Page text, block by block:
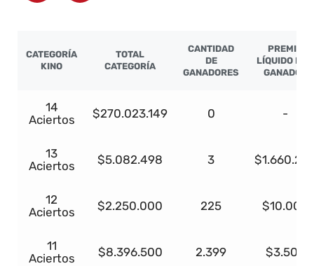
CATEGORÍA
KINO
TOTAL
CATEGORÍA
CANTIDAD
DE
GANADORES
PREMIO
LÍQUIDO POR
GANADOR
14
Aciertos
$270.023.149 0 -
13
Aciertos
$5.082.498 3
12
Aciertos
$2.250.000 225 $10.000
11
Aciertos
$8.396.500 2.399 $3.500